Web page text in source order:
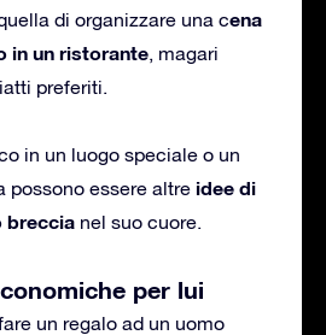
di organizzare una cena
in un ristorante, magari
preferiti.
in un luogo speciale o un
possono essere altre idee di
breccia nel suo cuore.
per lui
un regalo ad un uomo